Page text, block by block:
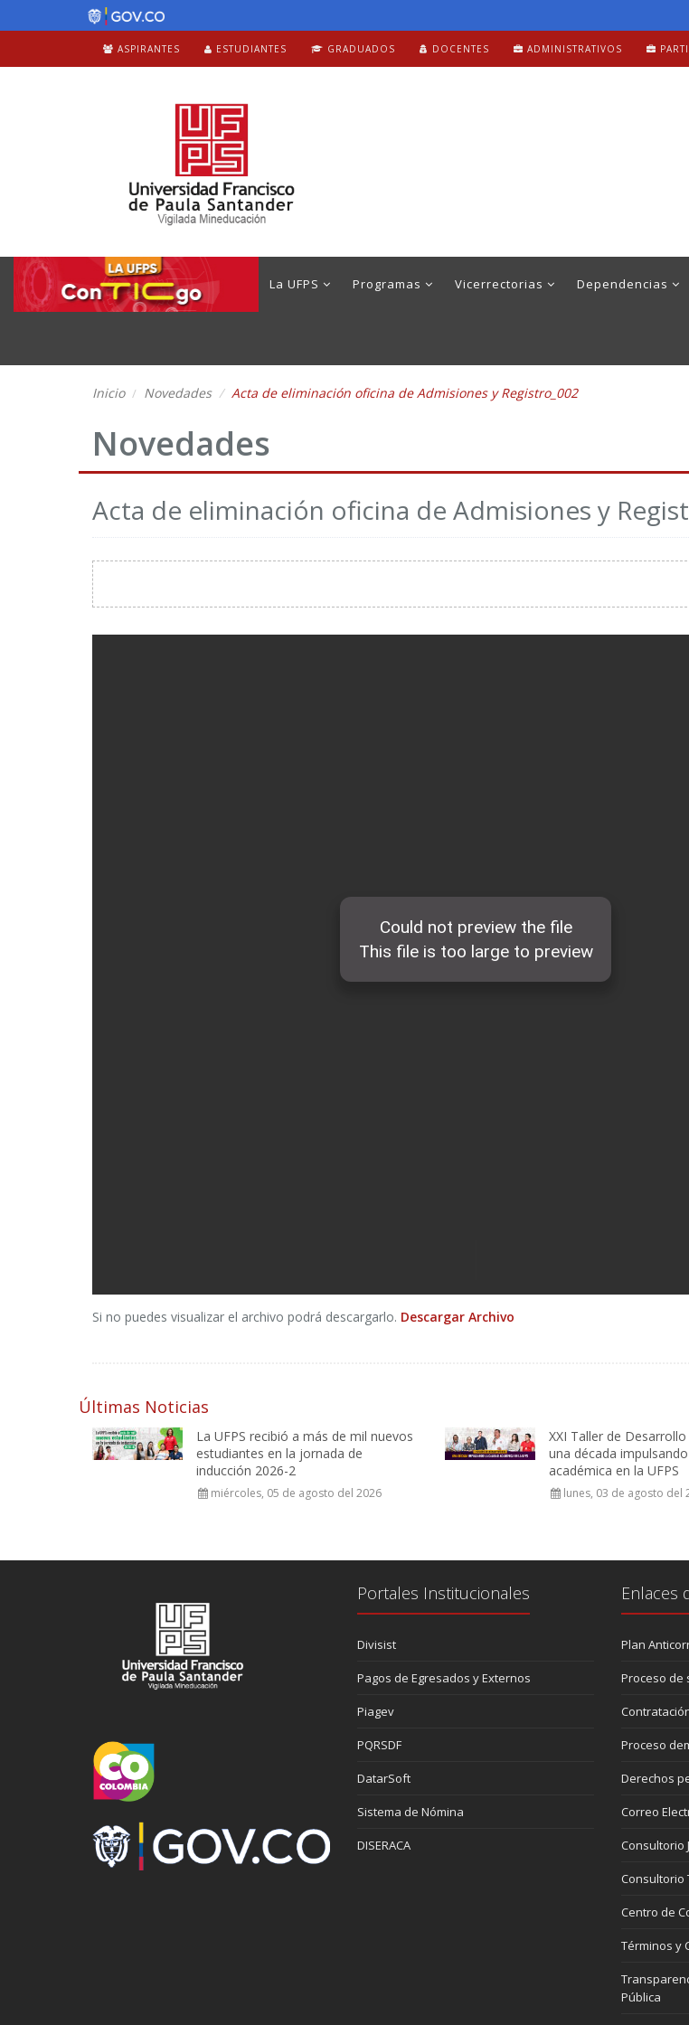
ASPIRANTES ESTUDIANTES GRADUADOS DOCENTES ADMINISTRATIVOS
La UFPS Programas Vicerrectorias Dependencias
Inicio Novedades Acta de eliminación oficina de Admisiones y Registro_002
Novedades
Acta de eliminación oficina de Admisiones y
Si no puedes visualizar el archivo podrá descargarlo. Descargar Archivo
Últimas Noticias
La UFPS recibió a más de mil nuevos
estudiantes en la jornada de
inducción 2026-2
miércoles, 05 de agosto del 2026
XXI Taller de
una década
académica en la UFPS
lunes, 03 de agosto del
Portales Institucionales
Divisist
Pagos de Egresados y Externos
Piagev
PQRSDF
DatarSoft
Sistema de Nómina
DISERACA
Enlaces
Plan
Proceso de
Proceso
Derechos
Correo
Consultorio
Consultorio
Centro de
Términos y
Pública